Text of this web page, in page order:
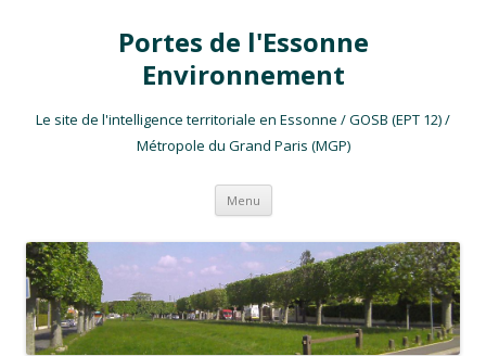
Portes de l'Essonne
Environnement
Le site de l'intelligence territoriale en Essonne / GOSB (EPT 12) /
Métropole du Grand Paris (MGP)
Menu Aller au contenu